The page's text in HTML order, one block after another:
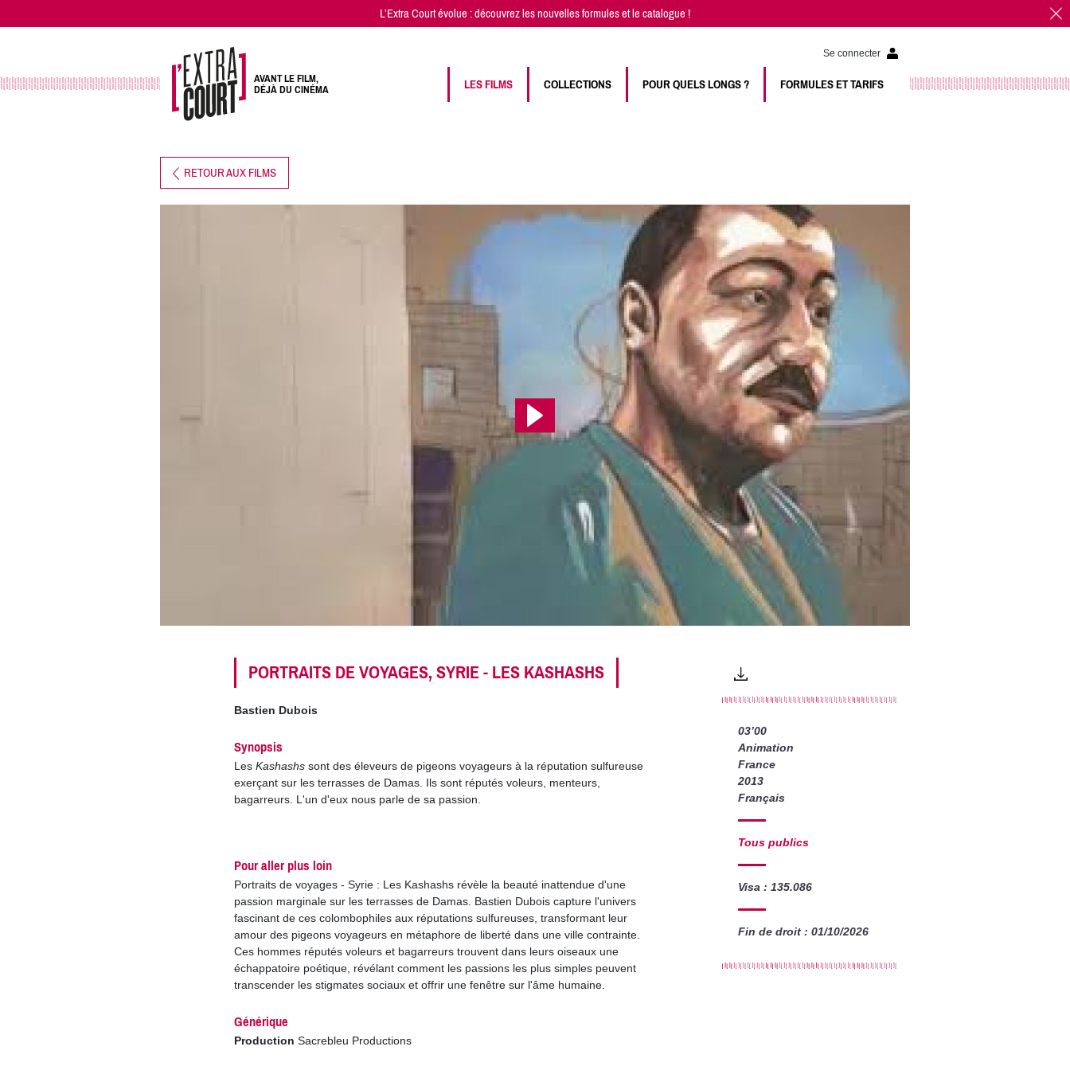
L’Extra Court évolue : découvrez lesnouvelles formulesetle catalogue!
AVANT LE FILM,
DÉJÀ DU CINÉMA LES FILMS COLLECTIONS POUR QUELS LONGS ? FORMULES ET TARIFS
Se connecter
RETOUR AUX FILMS
PORTRAITS DE VOYAGES, SYRIE - LES KASHASHS
Bastien Dubois
Synopsis
LesKashashs sont des éleveurs de pigeons voyageurs à la réputation sulfureuse
exerçant sur les terrasses de Damas. Ils sont réputés voleurs, menteurs,
bagarreurs. L'un d'eux nous parle de sa passion.
Pour aller plus loin
Portraits de voyages - Syrie : Les Kashashs révèle la beauté inattendue d'une
passion marginale sur les terrasses de Damas. Bastien Dubois capture l'univers
fascinant de ces colombophiles aux réputations sulfureuses, transformant leur
amour des pigeons voyageurs en métaphore de liberté dans une ville contrainte.
Ces hommes réputés voleurs et bagarreurs trouvent dans leurs oiseaux une
échappatoire poétique, révélant comment les passions les plus simples peuvent
transcender les stigmates sociaux et offrir une fenêtre sur l'âme humaine.
Générique
Production Sacrebleu Productions
03’00
Animation
France
2013
Français
Tous publics
Visa : 135.086
Fin de droit : 01/10/2026